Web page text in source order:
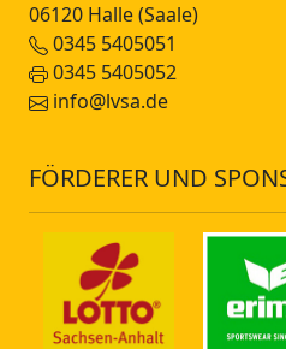
06120 Halle (Saale)
0345 5405051
0345 5405052
info@lvsa.de
FÖRDERER UND